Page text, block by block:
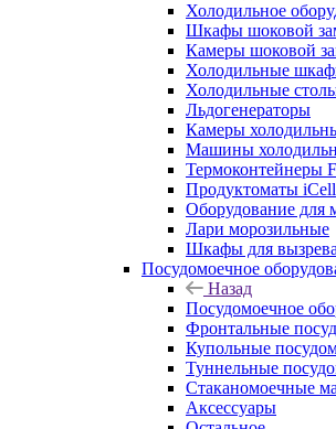
Холодильное
Шкафы шоковой
Камеры шоковой
Холодильные
Холодильные
Льдогенераторы
Камеры
Машины
Термоконтейнеры
Продуктоматы iCell
Оборудование для
Лари морозильные
Шкафы для
Посудомоечное
Назад
Посудомоечное
Фронтальные
Купольные
Туннельные
Стаканомоечные
Аксессуары